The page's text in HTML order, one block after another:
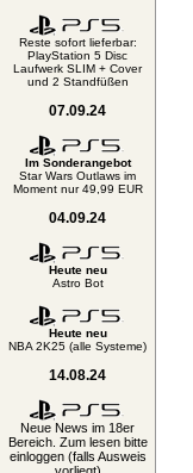
Reste sofort lieferbar:
PlayStation 5 Disc
Laufwerk SLIM + Cover
und 2 Standfüßen
07.09.24
Im Sonderangebot
Star Wars Outlaws im
Moment nur 49,99 EUR
04.09.24
Heute neu
Astro Bot
Heute neu
NBA 2K25 (alle Systeme)
14.08.24
Neue News im 18er
Bereich. Zum lesen bitte
einloggen (falls Ausweis